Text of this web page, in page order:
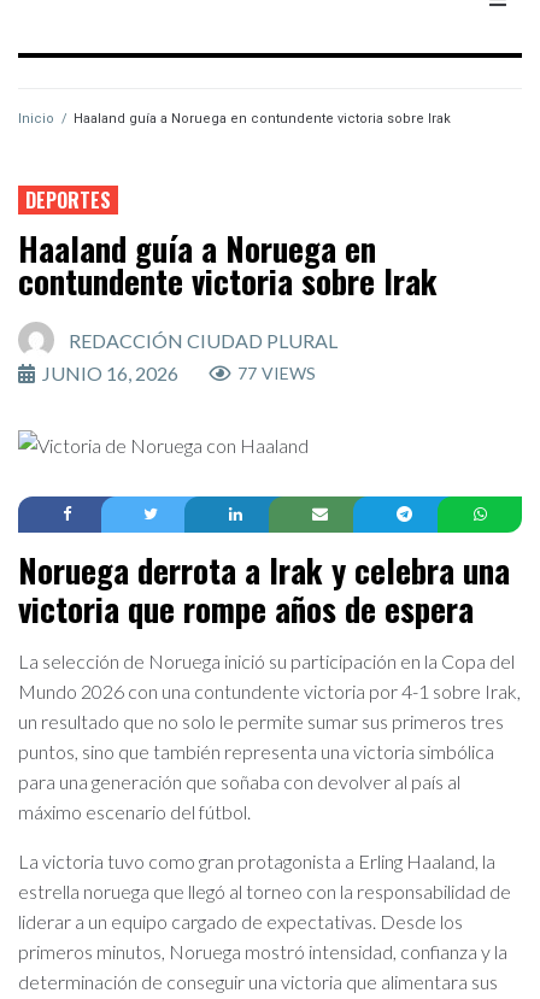
Inicio / Haaland guía a Noruega en contundente victoria sobre Irak
DEPORTES
Haaland guía a Noruega en
contundente victoria sobre Irak
REDACCIÓN CIUDAD PLURAL
JUNIO 16, 2026
77 VIEWS
Noruega derrota a Irak y celebra una
victoria que rompe años de espera
La selección de Noruega inició su participación en la Copa del
Mundo 2026 con una contundente victoria por 4-1 sobre Irak,
un resultado que no solo le permite sumar sus primeros tres
puntos, sino que también representa una victoria simbólica
para una generación que soñaba con devolver al país al
máximo escenario del fútbol.
La victoria tuvo como gran protagonista a Erling Haaland, la
estrella noruega que llegó al torneo con la responsabilidad de
liderar a un equipo cargado de expectativas. Desde los
primeros minutos, Noruega mostró intensidad, confianza y la
determinación de conseguir una victoria que alimentara sus